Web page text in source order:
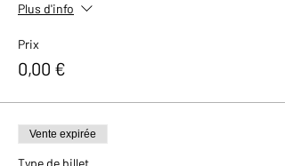
Plus d'info
Prix
0,00 €
Vente expirée